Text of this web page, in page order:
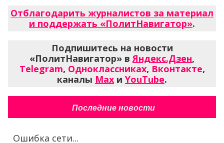
Отблагодарить журналистов за материал
и поддержать «ПолитНавигатор».
Подпишитесь на новости
«ПолитНавигатор» в Яндекс.Дзен,
Telegram, Одноклассниках, Вконтакте,
каналы Max и YouTube.
Последние новости
Ошибка сети...